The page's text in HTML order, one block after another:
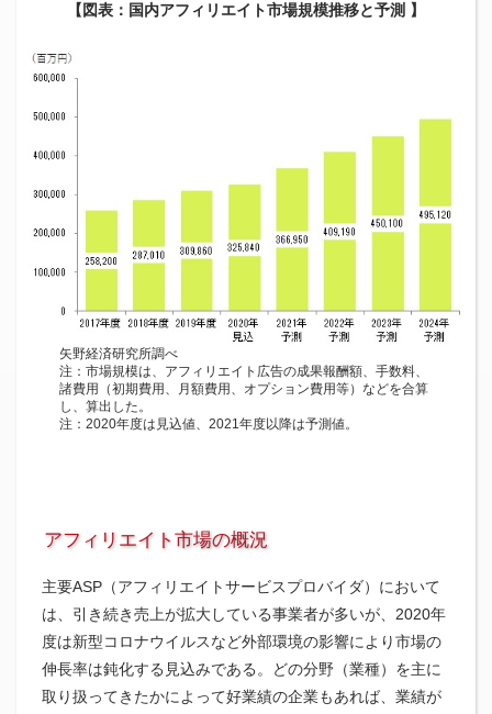
【図表：国内アフィリエイト市場規模推移と予測 】
矢野経済研究所調べ
注：市場規模は、アフィリエイト広告の成果報酬額、手数料、
諸費用（初期費用、月額費用、オプション費用等）などを合算
し、算出した。
注：2020年度は見込値、2021年度以降は予測値。
アフィリエイト市場の概況
主要ASP（アフィリエイトサービスプロバイダ）において
は、引き続き売上が拡大している事業者が多いが、2020年
度は新型コロナウイルスなど外部環境の影響により市場の
伸長率は鈍化する見込みである。どの分野（業種）を主に
取り扱ってきたかによって好業績の企業もあれば、業績が